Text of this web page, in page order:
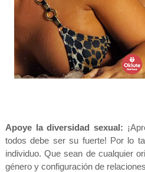
Apoye la diversidad sexual:
todos debe ser su fuerte! Por lo
individuo. Que sean de cualquier
género y configuración de